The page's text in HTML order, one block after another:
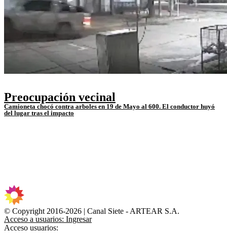
Preocupación vecinal
Camioneta chocó contra arboles en 19 de Mayo al 600. El conductor huyó
del lugar tras el impacto
© Copyright 2016-2026 | Canal Siete - ARTEAR S.A.
Acceso a usuarios: Ingresar
Acceso usuarios: